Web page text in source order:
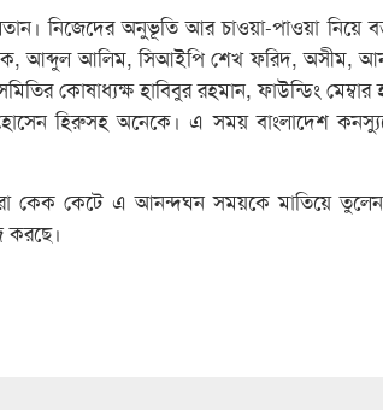
নিজেদের অনুভূতি আর চাওয়া-পাওয়া নিয়ে
আব্দুল আলিম, সিআইপি শেখ ফরিদ, অসীম,
কোষাধ্যক্ষ হাবিবুর রহমান, ফাউন্ডিং
হিরুসহ অনেকে। এ সময় বাংলাদেশ
কেক কেটে এ আনন্দঘন সময়কে মাতিয়ে
করছে।